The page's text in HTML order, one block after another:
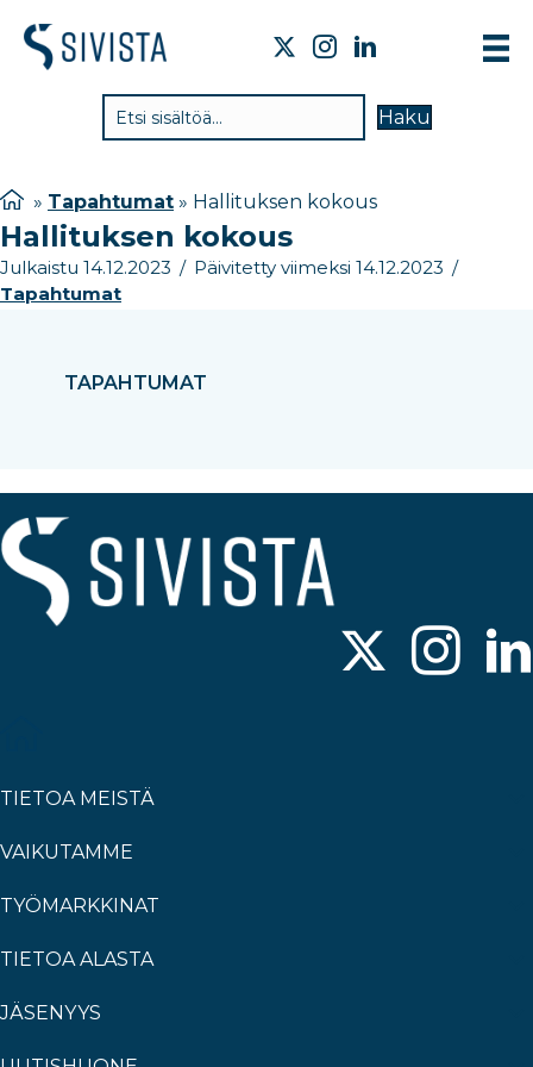
Haku
TAPAHTUMAT
» Tapahtumat » Hallituksen kokous
Hallituksen kokous
Julkaistu 14.12.2023 / Päivitetty viimeksi 14.12.2023 /
Tapahtumat
TIETOA MEISTÄ
VAIKUTAMME
TYÖMARKKINAT
TIETOA ALASTA
JÄSENYYS